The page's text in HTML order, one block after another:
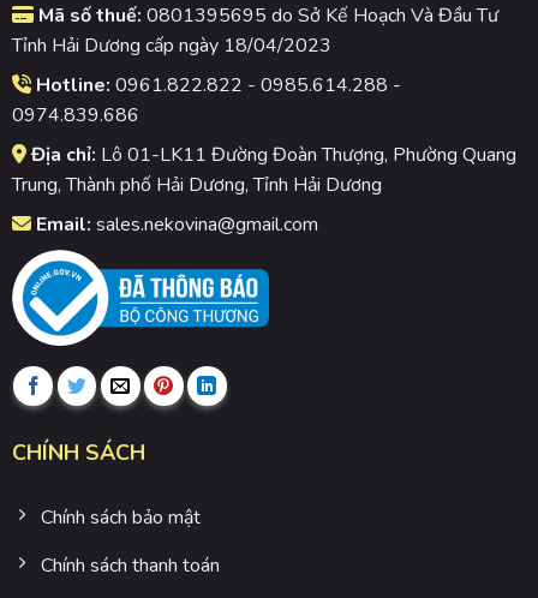
Mã số thuế: 0801395695 do Sở Kế Hoạch Và Đầu Tư
Tỉnh Hải Dương cấp ngày 18/04/2023
Hotline: 0961.822.822 - 0985.614.288 -
0974.839.686
Địa chỉ: Lô 01-LK11 Đường Đoàn Thượng, Phường Quang
Trung, Thành phố Hải Dương, Tỉnh Hải Dương
Email: sales.nekovina@gmail.com
CHÍNH SÁCH
Chính sách bảo mật
Chính sách thanh toán